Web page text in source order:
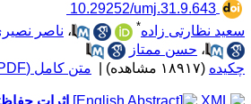
‎ 10.29252/umj.31.9.643
نظارتی زاده* ،ناصر نصیری
،حسن ممتاز
(۱۸۹۱۷ مشاهده) | متن کامل (PDF)
اثرات